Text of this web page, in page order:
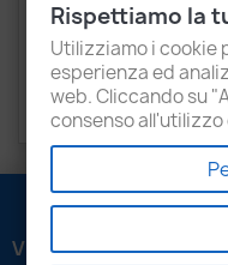
Attachments
for Audi Vw Seat
VENEZIANI LUIGI SRL
Rispettiamo la
Utilizziamo i cookie
esperienza ed
web. Cliccando su
consenso